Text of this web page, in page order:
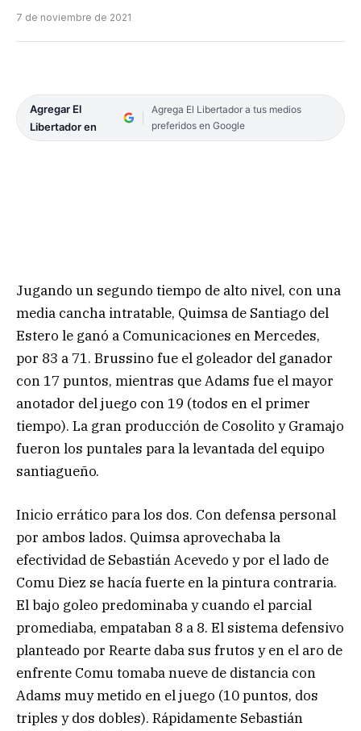
7 de noviembre de 2021
Agregar El
Libertador en
Agrega El Libertador a tus medios
preferidos en Google
Jugando un segundo tiempo de alto nivel, con una
media cancha intratable, Quimsa de Santiago del
Estero le ganó a Comunicaciones en Mercedes,
por 83 a 71. Brussino fue el goleador del ganador
con 17 puntos, mientras que Adams fue el mayor
anotador del juego con 19 (todos en el primer
tiempo). La gran producción de Cosolito y Gramajo
fueron los puntales para la levantada del equipo
santiagueño.
Inicio errático para los dos. Con defensa personal
por ambos lados. Quimsa aprovechaba la
efectividad de Sebastián Acevedo y por el lado de
Comu Diez se hacía fuerte en la pintura contraria.
El bajo goleo predominaba y cuando el parcial
promediaba, empataban 8 a 8. El sistema defensivo
planteado por Rearte daba sus frutos y en el aro de
enfrente Comu tomaba nueve de distancia con
Adams muy metido en el juego (10 puntos, dos
triples y dos dobles). Rápidamente Sebastián